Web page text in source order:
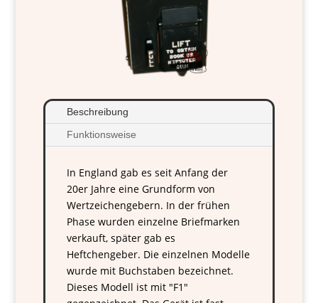
Beschreibung
Funktionsweise
In England gab es seit Anfang der
20er Jahre eine Grundform von
Wertzeichengebern. In der frühen
Phase wurden einzelne Briefmarken
verkauft, später gab es
Heftchengeber. Die einzelnen Modelle
wurde mit Buchstaben bezeichnet.
Dieses Modell ist mit "F1"